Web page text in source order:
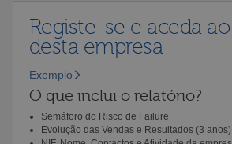
Registe-se e aceda
desta empresa
Exemplo
O que inclui o relatório?
Semáforo do Risco de Failure
Evolução das Vendas e Resultados (3 anos)